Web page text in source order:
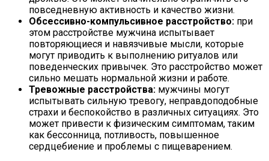
повседневную активность и качество жизни.
Обсессивно-компульсивное расстройство: при
этом расстройстве мужчина испытывает
повторяющиеся и навязчивые мысли, которые
могут приводить к выполнению ритуалов или
поведенческих привычек. Это расстройство может
сильно мешать нормальной жизни и работе.
Тревожные расстройства: мужчины могут
испытывать сильную тревогу, неправдоподобные
страхи и беспокойство в различных ситуациях. Это
может привести к физическим симптомам, таким
как бессонница, потливость, повышенное
сердцебиение и проблемы с пищеварением.